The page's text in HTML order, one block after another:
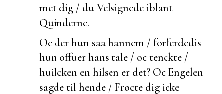
met dig / du Velsignede iblant
Quinderne.
Oc der hun saa hannem / forferdedis
hun offuer hans tale / oc tenckte /
huilcken en hilsen er det? Oc Engelen
sagde til hende / Frøcte dig icke